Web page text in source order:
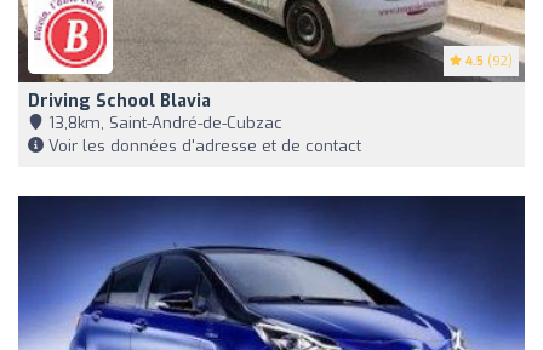
4.5 (92)
Driving School Blavia
13,8km, Saint-André-de-Cubzac
Voir les données d'adresse et de contact